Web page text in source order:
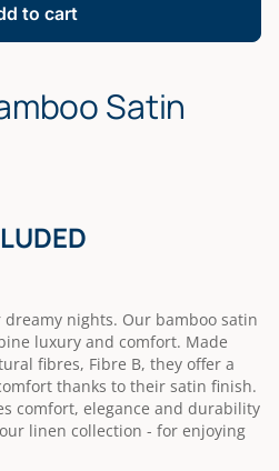
Satin
nights. Our bamboo satin
luxury and comfort. Made
fibres, Fibre B, they offer a
thanks to their satin finish.
comfort, elegance and durability
linen collection - for enjoying
to cart